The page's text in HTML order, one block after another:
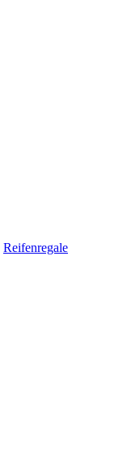
Reifenregale